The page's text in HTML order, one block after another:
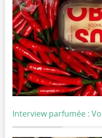
Interview parfumée :